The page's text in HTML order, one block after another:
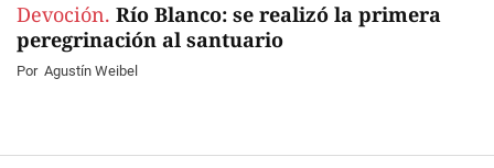
Devoción. Río Blanco: se realizó la primera
peregrinación al santuario
Por Agustín Weibel